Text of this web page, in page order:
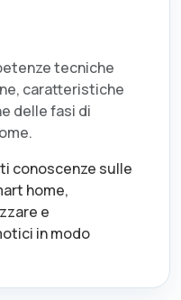
tecniche
caratteristiche
delle fasi di
conoscenze sulle
home,
e
in modo